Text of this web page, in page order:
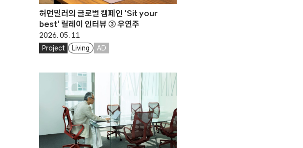
허먼밀러의 글로벌 캠페인 ‘Sit your
best’ 릴레이 인터뷰 ③ 우연주
2026. 05. 11
Project Living AD